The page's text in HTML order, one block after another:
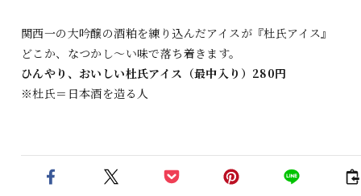
関西一の大吟醸の酒粕を練り込んだアイスが『杜氏アイス』
どこか、なつかし～い味で落ち着きます。
ひんやり、おいしい杜氏アイス（最中入り）280円
※杜氏＝日本酒を造る人